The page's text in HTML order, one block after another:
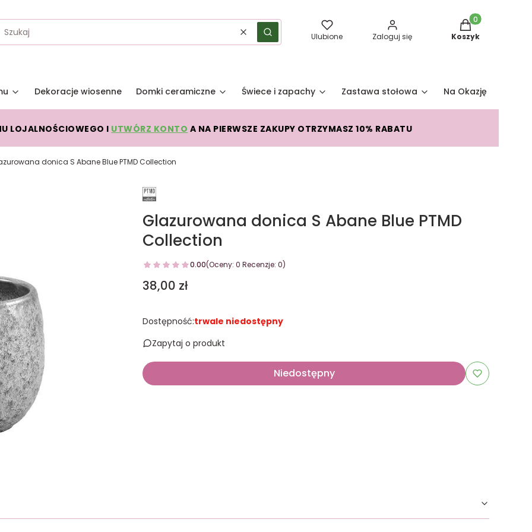
WyczyśćSzukaj Ulubione Zaloguj się
Produkty w
Koszyk
Dekoracje wiosenne Domki ceramiczne Świece i zapachy Zastawa stołowa Na Okazję
LOJALNOŚCIOWEGO I UTWÓRZ KONTO A NA PIERWSZE ZAKUPY OTRZYMASZ 10% RABATU
donica S Abane Blue PTMD Collection
Glazurowana donica S Abane Blue PTMD
Collection
0.00(Oceny: 0 Recenzje: 0)
Cena
38,00 zł
Dostępność:trwale niedostępny
Zapytaj o produkt
Niedostępny